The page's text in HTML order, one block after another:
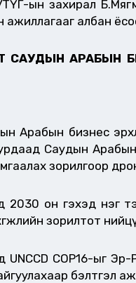
ын захирал
албан
САУДЫН
Арабын бизнес
дурдаад Саудын
зорилгоор
2030 он гэхэд нэг
зорилтот
COP16-ыг
бэлтгэл